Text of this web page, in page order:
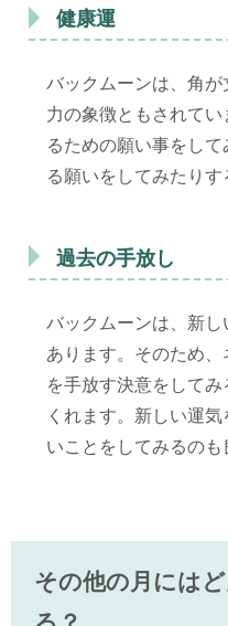
健康運
バックムーンは、角
力の象徴ともされて
るための願い事をし
る願いをしてみたりす
過去の手放し
バックムーンは、新
あります。そのため
を手放す決意をして
くれます。新しい運
いことをしてみるのも
その他の月には